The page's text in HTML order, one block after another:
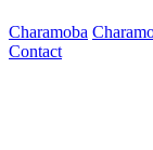
Charamoba
Contact